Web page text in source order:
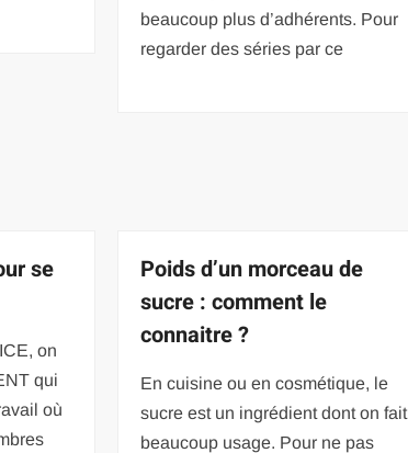
beaucoup plus d’adhérents. Pour
regarder des séries par ce
se
on
qui
où
Poids d’un morceau de
sucre : comment le
connaitre ?
En cuisine ou en cosmétique, le
sucre est un ingrédient dont on fait
beaucoup usage. Pour ne pas